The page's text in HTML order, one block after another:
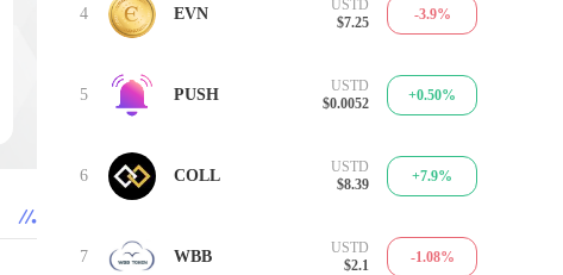
4 EVN
USTD
$7.25
-3.9%
5 PUSH
USTD
$0.0052
+0.50%
6 COLL
USTD
$8.39
+7.9%
7 WBB
USTD
$2.1
-1.08%